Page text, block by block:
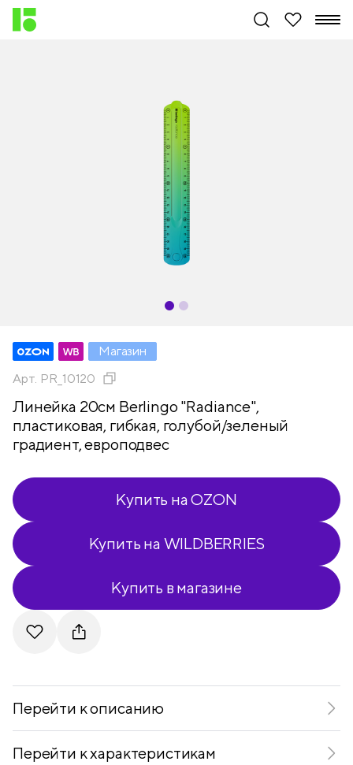
Магазин
Арт. PR_10120
Линейка 20см Berlingo "Radiance",
пластиковая, гибкая, голубой/зеленый
градиент, европодвес
Купить на OZON
Купить на WILDBERRIES
Купить в магазине
Перейти к описанию
Перейти к характеристикам